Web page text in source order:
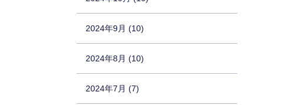
2024年9月 (10)
2024年8月 (10)
2024年7月 (7)